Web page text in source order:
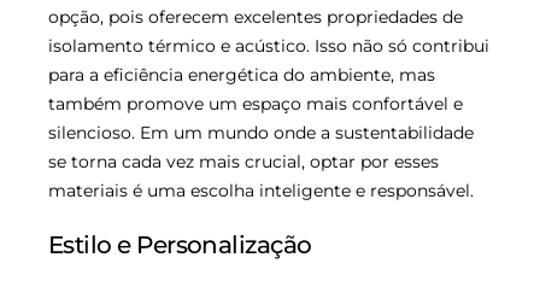
opção, pois oferecem excelentes propriedades de
isolamento térmico e acústico. Isso não só contribui
para a eficiência energética do ambiente, mas
também promove um espaço mais confortável e
silencioso. Em um mundo onde a sustentabilidade
se torna cada vez mais crucial, optar por esses
materiais é uma escolha inteligente e responsável.
Estilo e Personalização